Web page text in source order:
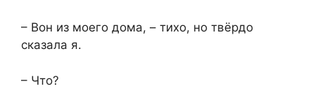
– Вон из моего дома, – тихо, но твёрдо
сказала я.
– Что?